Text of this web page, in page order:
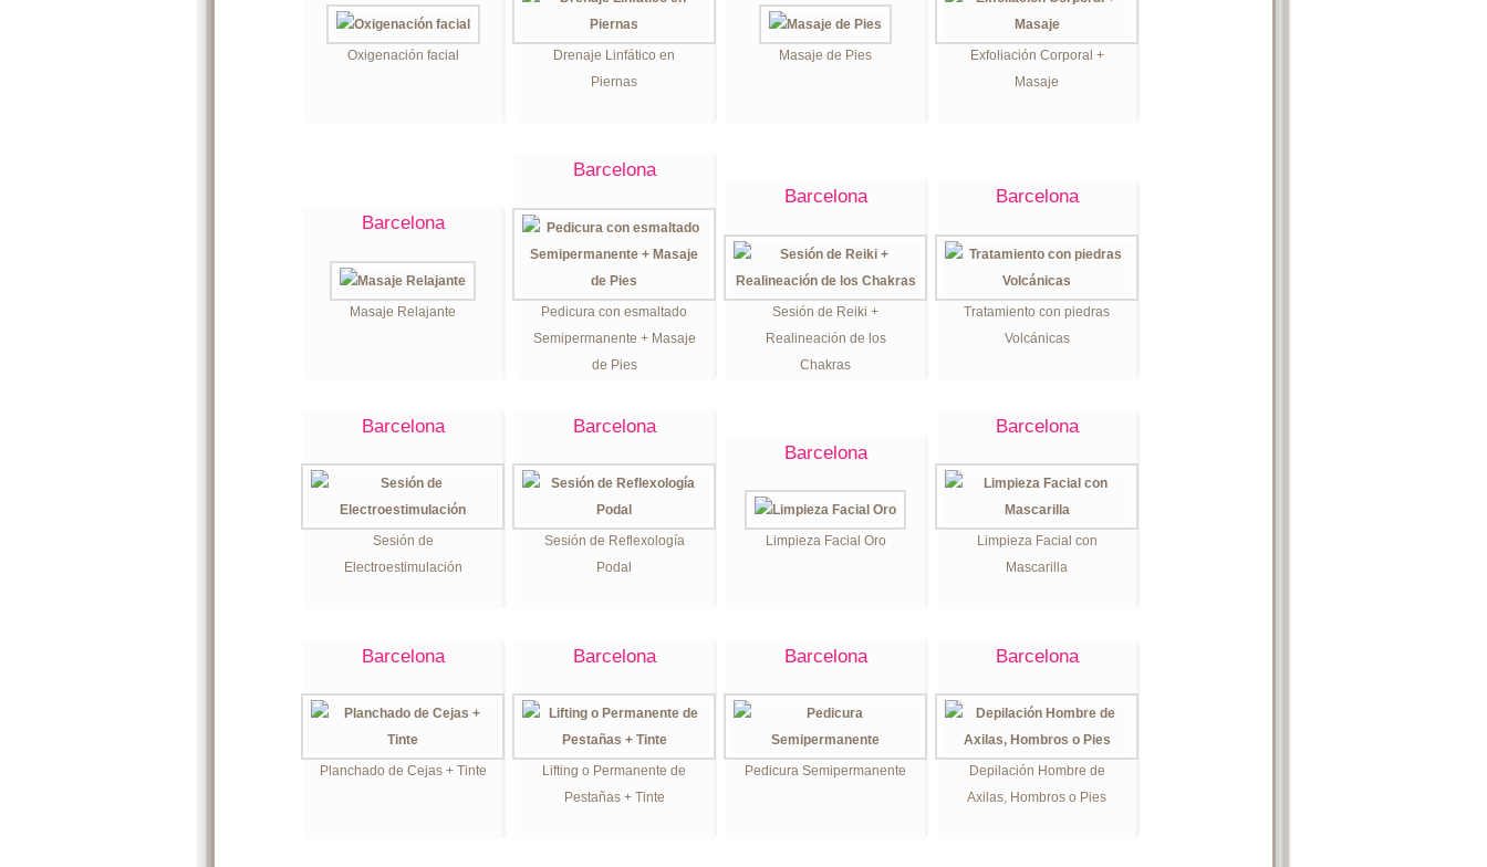
Oxigenación facial
Drenaje Linfático en
Piernas
Masaje de Pies
Exfoliación Corporal +
Masaje
Barcelona
Masaje Relajante
Barcelona
Pedicura con esmaltado
Semipermanente + Masaje
de Pies
Barcelona
Sesión de Reiki +
Realineación de los
Chakras
Barcelona
Tratamiento con piedras
Volcánicas
Barcelona
Sesión de
Electroestimulación
Barcelona
Sesión de Reflexología
Podal
Barcelona
Limpieza Facial Oro
Barcelona
Limpieza Facial con
Mascarilla
Barcelona
Planchado de Cejas + Tinte
Barcelona
Lifting o Permanente de
Pestañas + Tinte
Barcelona
Pedicura Semipermanente
Barcelona
Depilación Hombre de
Axilas, Hombros o Pies